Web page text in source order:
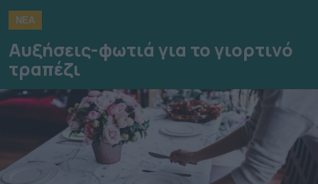
ΝΕΑ
Αυξήσεις-φωτιά για το γιορτινό
τραπέζι